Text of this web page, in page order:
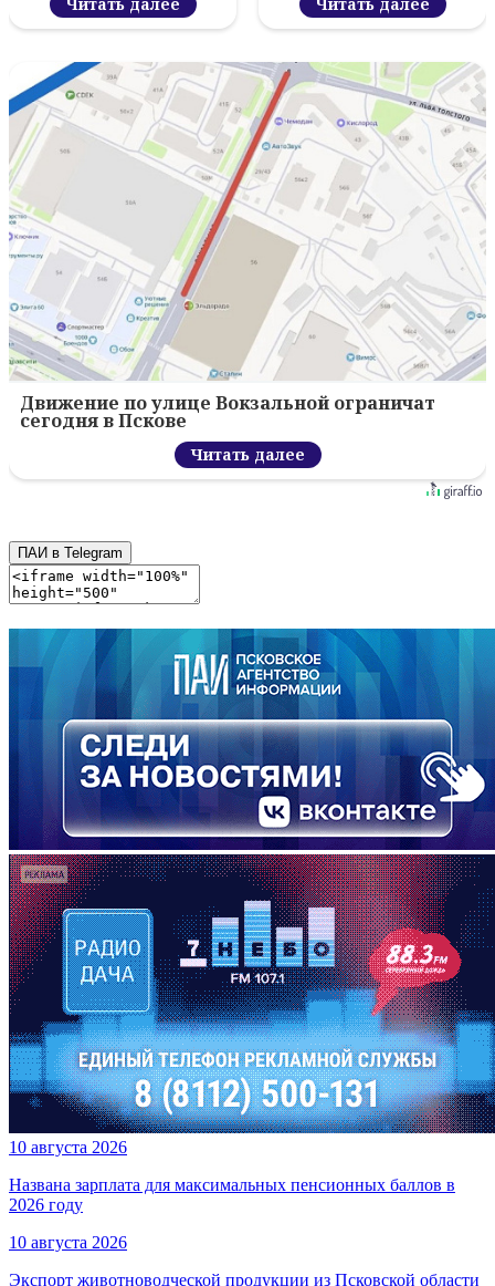
Читать далее Читать далее
Движение по улице Вокзальной ограничат
сегодня в Пскове
Читать далее
ПАИ в Telegram
10 августа 2026
Названа зарплата для максимальных пенсионных баллов в
2026 году
10 августа 2026
Экспорт животноводческой продукции из Псковской области